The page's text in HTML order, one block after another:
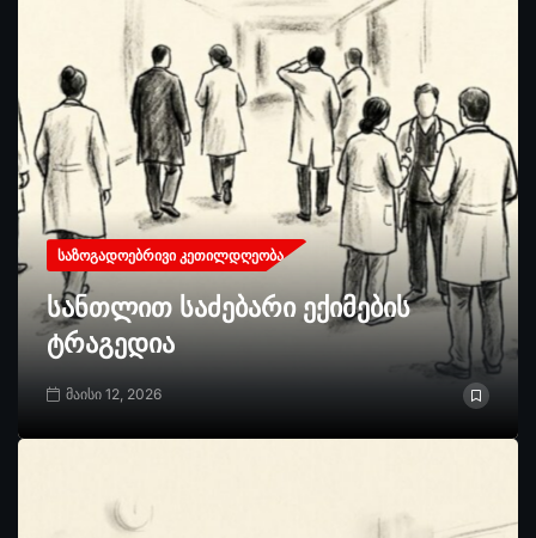
ᲡᲐᲖᲝᲒᲐᲓᲝᲔᲑᲠᲘᲕᲘ ᲙᲔᲗᲘᲚᲓᲦᲔᲝᲑᲐ
სანთლით საძებარი ექიმების
ტრაგედია
მაისი 12, 2026